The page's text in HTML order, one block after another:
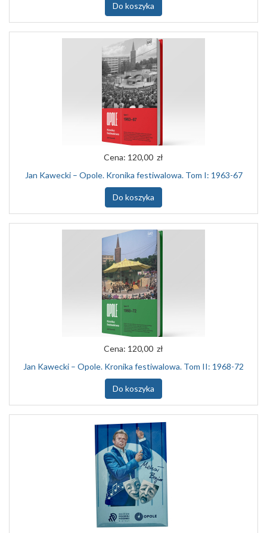
Do koszyka
Cena: 120,00 zł
Jan Kawecki – Opole. Kronika festiwalowa. Tom I: 1963-67
Do koszyka
Cena: 120,00 zł
Jan Kawecki – Opole. Kronika festiwalowa. Tom II: 1968-72
Do koszyka